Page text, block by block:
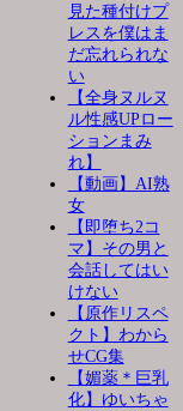
見た種付けプ
レスを僕はま
だ忘れられな
い
【全身ヌルヌ
ル性感UPロー
ションまみ
れ】
【動画】AI熟
女
【即堕ち2コ
マ】その男と
会話してはい
けない
【原作リスペ
クト】わから
せCG集
【媚薬＊巨乳
化】ゆいちゃ